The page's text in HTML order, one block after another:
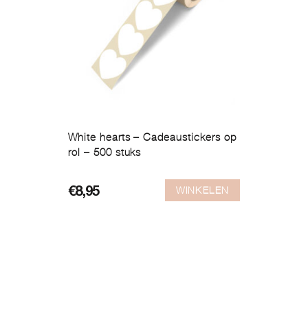
White hearts – Cadeaustickers op
rol – 500 stuks
€8,95 WINKELEN